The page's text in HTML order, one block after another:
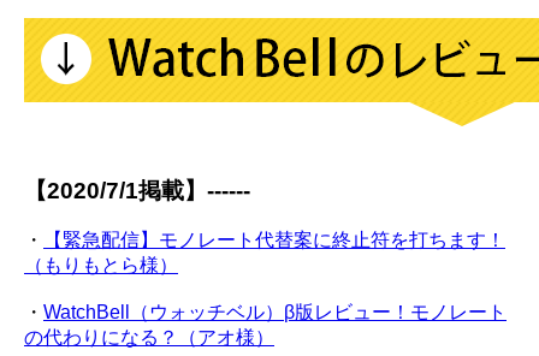
【2020/7/1掲載】------
・
【緊急配信】モノレート代替案に終止符を打ちます！
（もりもとら様）
・ WatchBell（ウォッチベル）β版レビュー！モノレート
の代わりになる？（アオ様）